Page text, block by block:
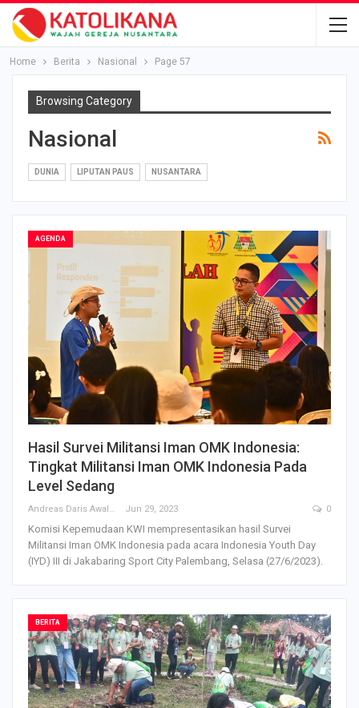
Home Berita Nasional Page 57
Browsing Category
Nasional
DUNIA LIPUTAN PAUS NUSANTARA
AGENDA
Hasil Survei Militansi Iman OMK Indonesia:
Tingkat Militansi Iman OMK Indonesia Pada
Level Sedang
Andreas Daris Awalistyo Jun 29, 2023 0
Komisi Kepemudaan KWI mempresentasikan hasil Survei
Militansi Iman OMK Indonesia pada acara Indonesia Youth Day
(IYD) III di Jakabaring Sport City Palembang, Selasa (27/6/2023).
BERITA